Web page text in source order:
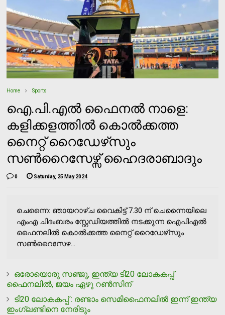
Home Sports
ഐ.പി.എല്‍ ഫൈനല്‍ നാളെ:
കളിക്കളത്തില്‍ കൊല്‍ക്കത്ത
നൈറ്റ് റൈഡേഴ്‌സും
സണ്‍റൈസേഴ്സ് ഹൈദരാബാദും
0 Saturday, 25 May 2024
ചെന്നൈ: ഞായറാഴ്ച വൈകിട്ട് 7.30 ന് ചെന്നൈയിലെ
എംഎ ചിദംബരം സ്റ്റേഡിയത്തില്‍ നടക്കുന്ന ഐപിഎല്‍
ഫൈനലില്‍ കൊല്‍ക്കത്ത നൈറ്റ് റൈഡേഴ്‌സും
സണ്‍റൈസേഴ...
ഒരോയൊരു സഞ്ജു, ഇന്ത്യ ടി20 ലോകകപ്പ്
ഫൈനലില്‍, ജയം ഏഴു റണ്‍സിന്
ടി20 ലോകകപ്പ് : രണ്ടാം സെമിഫൈനലില്‍ ഇന്ന് ഇന്ത്യ
ഇംഗ്ലണ്ടിനെ നേരിടും